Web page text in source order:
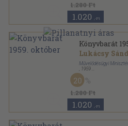
1.280 Ft
1.020 ,-Ft
Könyvbarát
Lukácsy
Művelődésügyi
1959
Tűzött kötés
Könyvbarát sorozat
1.280 Ft
20
1.020 ,-Ft